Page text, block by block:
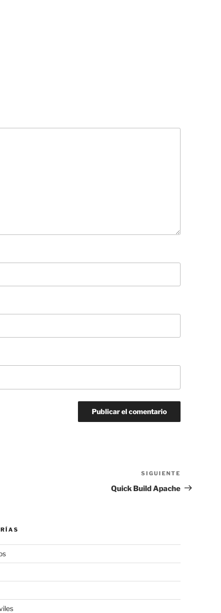
entrada
SIGUIENTE
Quick Build Apache